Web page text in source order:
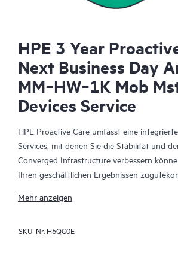
HPE 3 Year
Next Business Day
MM‑HW‑1K Mob
Devices Service
HPE Proactive Care umfasst eine
Services, mit denen Sie die Stabilität und
Converged Infrastructure verbessern
Ihren geschäftlichen Ergebnissen
müssen viele Komponenten effektiv
diesen Umgebungen entwickelt und bietet
Mehr anzeigen
SKU-Nr. H6QG0E